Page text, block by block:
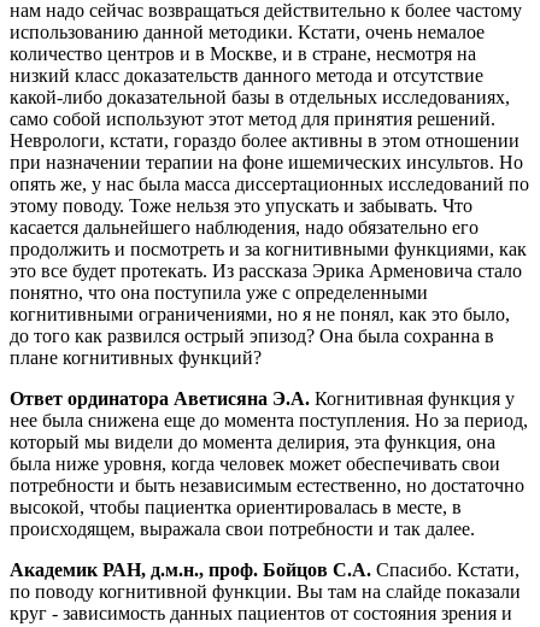
нам надо сейчас возвращаться действительно к более частому
использованию данной методики. Кстати, очень немалое
количество центров и в Москве, и в стране, несмотря на
низкий класс доказательств данного метода и отсутствие
какой-либо доказательной базы в отдельных исследованиях,
само собой используют этот метод для принятия решений.
Неврологи, кстати, гораздо более активны в этом отношении
при назначении терапии на фоне ишемических инсультов. Но
опять же, у нас была масса диссертационных исследований по
этому поводу. Тоже нельзя это упускать и забывать. Что
касается дальнейшего наблюдения, надо обязательно его
продолжить и посмотреть и за когнитивными функциями, как
это все будет протекать. Из рассказа Эрика Арменовича стало
понятно, что она поступила уже с определенными
когнитивными ограничениями, но я не понял, как это было,
до того как развился острый эпизод? Она была сохранна в
плане когнитивных функций?
Ответ ординатора Аветисяна Э.А. Когнитивная функция у
нее была снижена еще до момента поступления. Но за период,
который мы видели до момента делирия, эта функция, она
была ниже уровня, когда человек может обеспечивать свои
потребности и быть независимым естественно, но достаточно
высокой, чтобы пациентка ориентировалась в месте, в
происходящем, выражала свои потребности и так далее.
Академик РАН, д.м.н., проф. Бойцов С.А. Спасибо. Кстати,
по поводу когнитивной функции. Вы там на слайде показали
круг - зависимость данных пациентов от состояния зрения и